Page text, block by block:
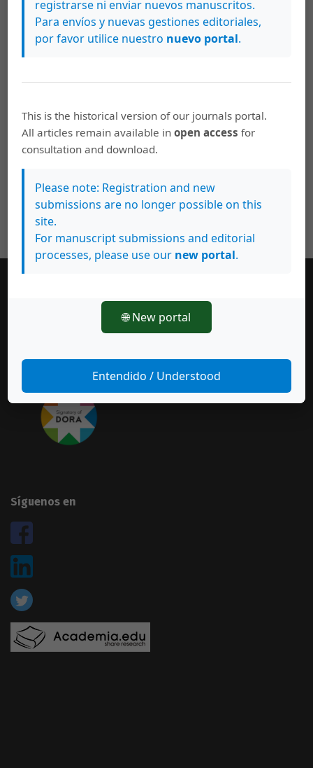
Información general
Equipo editorial
Normas de autor
Suscríbase a esta revista
Síguenos en
registrarse ni enviar nuevos manuscritos.
Para envíos y nuevas gestiones editoriales,
por favor utilice nuestro nuevo portal.
This is the historical version of our journals portal.
All articles remain available inopen access for
consultation and download.
Please note: Registration and new
submissions are no longer possible on this
site.
For manuscript submissions and editorial
processes, please use our new portal.
🌐 New portal
Entendido / Understood